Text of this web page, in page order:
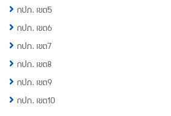
กปภ. เขต5
กปภ. เขต6
กปภ. เขต7
กปภ. เขต8
กปภ. เขต9
กปภ. เขต10